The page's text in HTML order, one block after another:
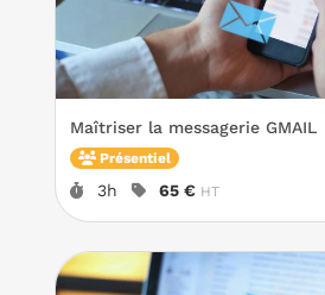
Maîtriser la messagerie GMAIL
Présentiel
Durée :
3h Prix :
65 € HT